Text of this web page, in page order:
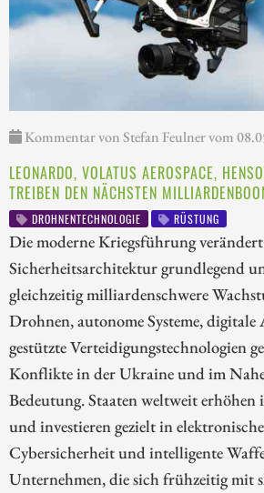
Kommentar von Stefan Feulner vom
LEONARDO, VOLATUS AEROSPACE,
TREIBEN DEN NÄCHSTEN
DROHNENTECHNOLOGIE RÜSTUNG
Die moderne Kriegsführung
Sicherheitsarchitektur grundlegend
gleichzeitig milliardenschwere
Drohnen, autonome Systeme,
gestützte Verteidigungstechnologien
Konflikte in der Ukraine und im
Bedeutung. Staaten weltweit
und investieren gezielt in
Cybersicherheit und intelligente
Unternehmen, die sich frühzeitig mit